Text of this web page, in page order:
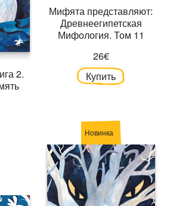
Мифята представляют:
Древнеегипетская
Мифология. Том 11
26€
Купить
2.
Новинка